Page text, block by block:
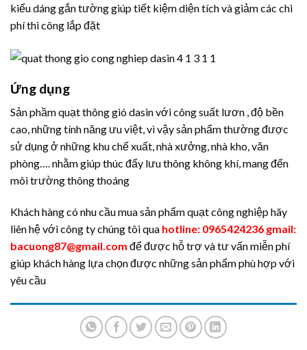
kiểu dáng gắn tường giúp tiết kiệm diện tích và giảm các chi
phí thi công lắp đặt
Ứng dụng
Sản phầm quạt thông gió dasin với công suất lươn , độ bền
cao, những tính năng ưu việt, vì vậy sản phẩm thường được
sử dụng ở những khu chế xuất, nhà xưởng, nhà kho, văn
phòng…. nhằm giúp thúc đẩy lưu thông không khí, mang đến
môi trường thông thoáng
Khách hàng có nhu cầu mua sản phẩm quạt công nghiệp hãy
liên hệ với công ty chúng tôi qua hotline: 0965424236 gmail:
bacuong87@gmail.com để được hỗ trợ và tư vấn miễn phí
giúp khách hàng lựa chọn được những sản phẩm phù hợp với
yêu cầu